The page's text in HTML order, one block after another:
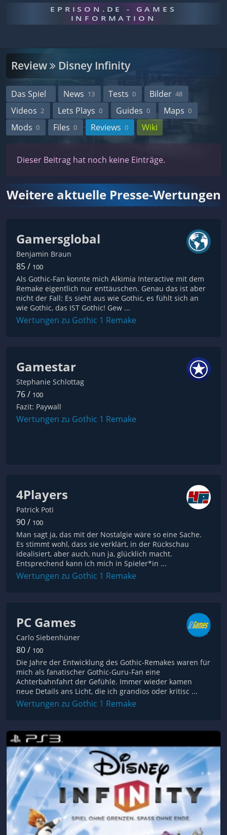
EPRISON.DE - GAMES
INFORMATION
Review Disney Infinity
Das Spiel News 13 Tests 0 Bilder 48
Videos 2 Lets Plays 0 Guides 0 Maps 0
Mods 0 Files 0 Reviews 0 Wiki
Dieser Beitrag hat noch keine Einträge.
Weitere aktuelle Presse-Wertungen
Gamersglobal
Benjamin Braun
85 / 100
Als Gothic-Fan konnte mich Alkimia Interactive mit dem
Remake eigentlich nur enttäuschen. Genau das ist aber
nicht der Fall: Es sieht aus wie Gothic, es fühlt sich an
wie Gothic, das IST Gothic! Gew ...
Wertungen zu Gothic 1 Remake
Gamestar
Stephanie Schlottag
76 / 100
Fazit: Paywall
Wertungen zu Gothic 1 Remake
4Players
Patrick Poti
90 / 100
Man sagt ja, das mit der Nostalgie wäre so eine Sache.
Es stimmt wohl, dass sie verklärt, in der Rückschau
idealisiert, aber auch, nun ja, glücklich macht.
Entsprechend kann ich mich in Spieler*in ...
Wertungen zu Gothic 1 Remake
PC Games
Carlo Siebenhüner
80 / 100
Die Jahre der Entwicklung des Gothic-Remakes waren für
mich als fanatischer Gothic-Guru-Fan eine
Achterbahnfahrt der Gefühle. Immer wieder kamen
neue Details ans Licht, die ich grandios oder kritisc ...
Wertungen zu Gothic 1 Remake